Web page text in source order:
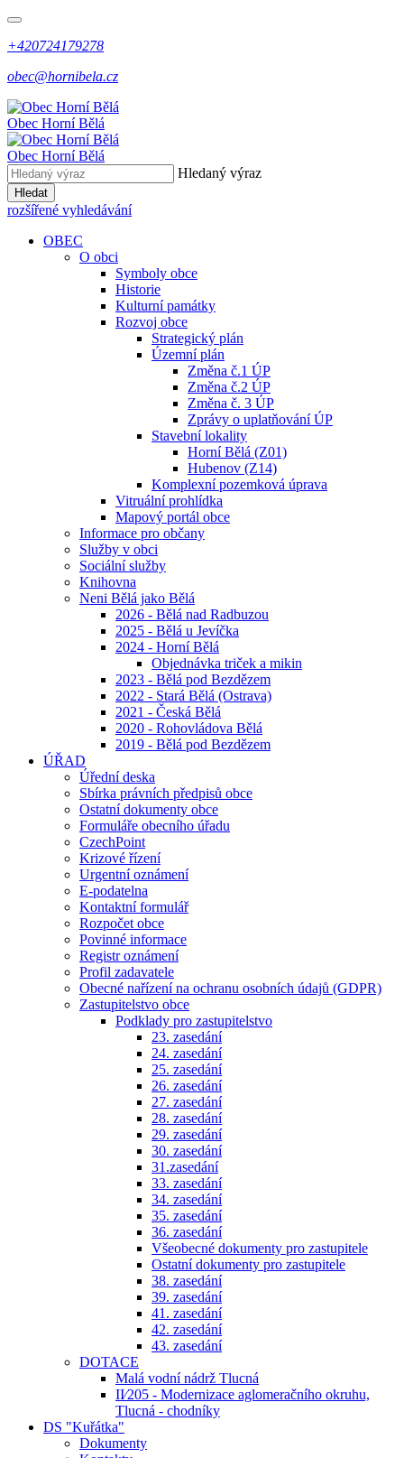
+420724179278
obec@hornibela.cz
Obec HorníBělá
Obec HorníBělá
Hledaný výraz
Hledat
rozšířené vyhledávání
OBEC
O obci
Symboly obce
Historie
Kulturní památky
Rozvoj obce
Strategický plán
Územní plán
Změna č.1 ÚP
Změna č.2 ÚP
Změna č. 3 ÚP
Zprávy o uplatňování ÚP
Stavební lokality
Horní Bělá (Z01)
Hubenov (Z14)
Komplexní pozemková úprava
Vitruální prohlídka
Mapový portál obce
Informace pro občany
Služby v obci
Sociální služby
Knihovna
Neni Bělá jako Bělá
2026 - Bělá nad Radbuzou
2025 - Bělá u Jevíčka
2024 - Horní Bělá
Objednávka triček a mikin
2023 - Bělá pod Bezdězem
2022 - Stará Bělá (Ostrava)
2021 - Česká Bělá
2020 - Rohovládova Bělá
2019 - Bělá pod Bezdězem
ÚŘAD
Úřední deska
Sbírka právních předpisů obce
Ostatní dokumenty obce
Formuláře obecního úřadu
CzechPoint
Krizové řízení
Urgentní oznámení
E-podatelna
Kontaktní formulář
Rozpočet obce
Povinné informace
Registr oznámení
Profil zadavatele
Obecné nařízení na ochranu osobních údajů (GDPR)
Zastupitelstvo obce
Podklady pro zastupitelstvo
23. zasedání
24. zasedání
25. zasedání
26. zasedání
27. zasedání
28. zasedání
29. zasedání
30. zasedání
31.zasedání
33. zasedání
34. zasedání
35. zasedání
36. zasedání
Všeobecné dokumenty pro zastupitele
Ostatní dokumenty pro zastupitele
38. zasedání
39. zasedání
41. zasedání
42. zasedání
43. zasedání
DOTACE
Malá vodní nádrž Tlucná
II⁄205 - Modernizace aglomeračního okruhu,
Tlucná - chodníky
DS "Kuřátka"
Dokumenty